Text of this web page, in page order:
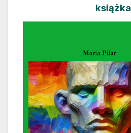
książka